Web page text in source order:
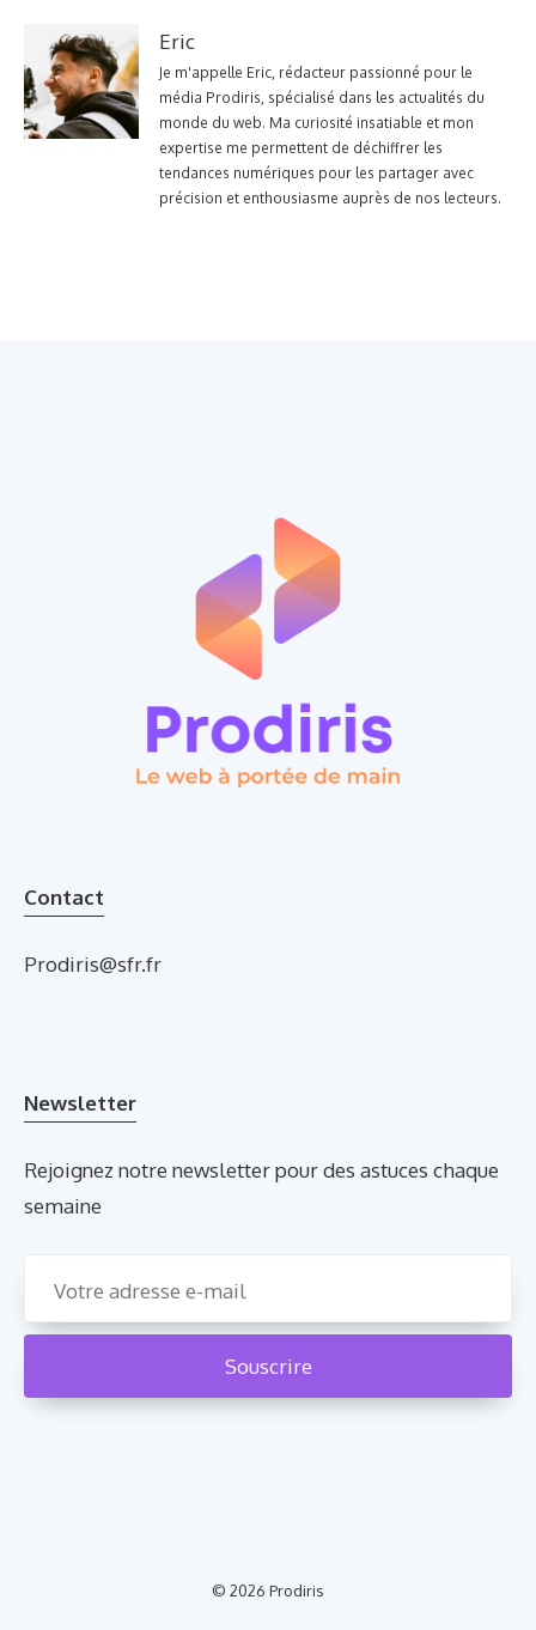
Eric
Je m'appelle Eric, rédacteur passionné pour le
média Prodiris, spécialisé dans les actualités du
monde du web. Ma curiosité insatiable et mon
expertise me permettent de déchiffrer les
tendances numériques pour les partager avec
précision et enthousiasme auprès de nos lecteurs.
Contact
Prodiris@sfr.fr
Newsletter
Rejoignez notre newsletter pour des astuces chaque
semaine
© 2026 Prodiris